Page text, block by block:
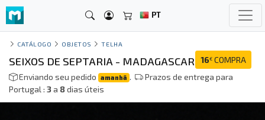
PT
CATÁLOGO OBJETOS TELHA
16€ COMPRA
SEIXOS DE SEPTARIA - MADAGASCAR
Enviando seu pedido amanhã .
Prazos de entrega para
Portugal : 3a 8dias úteis